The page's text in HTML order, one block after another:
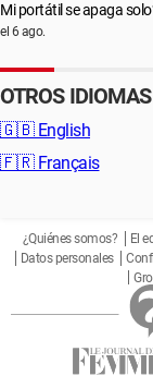
Mi portátil se apaga
el 6 ago.
OTROS IDIOMAS
🇬🇧 English
🇫🇷 Français
¿Quiénes somos? El
Datos personales